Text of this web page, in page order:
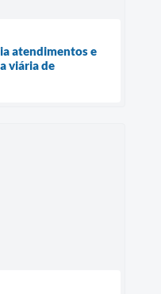
atendimentos e
viária de